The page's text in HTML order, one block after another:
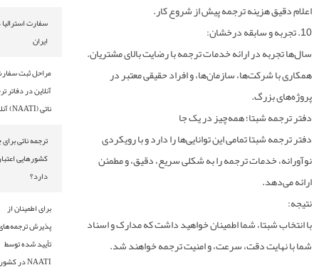
ترجمه پیش از شروع کار.
در ارائه خدمات ترجمه با رضایت بالای مشتریان.
سازمان‌ها، و افراد حقیقی معتبر در
همه‌چیز در یک جا
شبتاتمامی این توانایی‌ها را دارد و با رویکردی
ترجمه را به شکلی سریع، دقیق، و مطمئن
شما اطمینان خواهید داشت که مدارک و اسناد
دقت، سرعت، و امنیت ترجمه خواهند شد.
سفارت استرالیا در
مراحل ثبت سفارش
آنلاین در دفاتر ترجمه
ترجمه ناتی برای چه
کشورهایی اعتبار
پذیرش ترجمه‌های
NAATI در کشورهای